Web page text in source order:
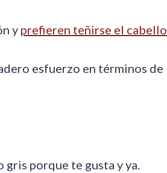
y prefieren teñirse el cabello
esfuerzo en términos de
porque te gusta y ya.